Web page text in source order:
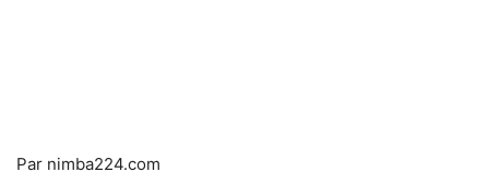
Par nimba224.com